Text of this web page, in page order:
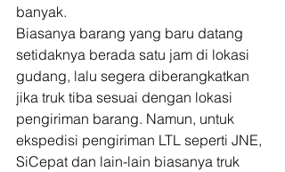
banyak.
Biasanya barang yang baru datang
setidaknya berada satu jam di lokasi
gudang, lalu segera diberangkatkan
jika truk tiba sesuai dengan lokasi
pengiriman barang. Namun, untuk
ekspedisi pengiriman LTL seperti JNE,
SiCepat dan lain-lain biasanya truk